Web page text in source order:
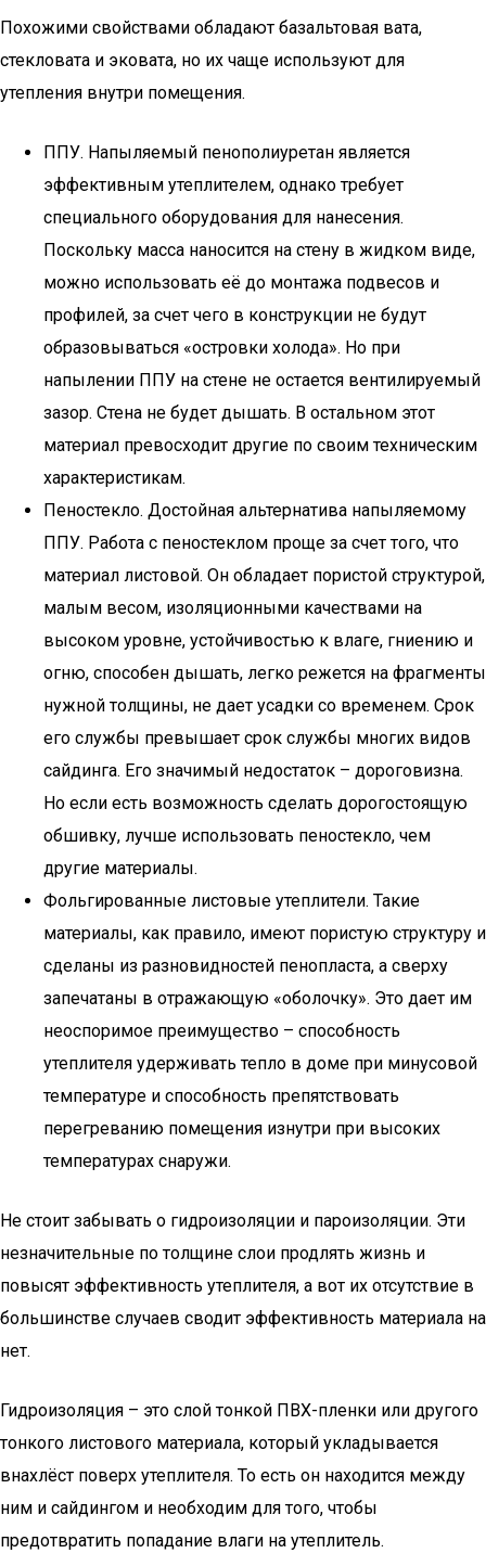
Похожими свойствами обладают базальтовая вата,
стекловата и эковата, но их чаще используют для
утепления внутри помещения.
ППУ. Напыляемый пенополиуретан является
эффективным утеплителем, однако требует
специального оборудования для нанесения.
Поскольку масса наносится на стену в жидком виде,
можно использовать её до монтажа подвесов и
профилей, за счет чего в конструкции не будут
образовываться «островки холода». Но при
напылении ППУ на стене не остается вентилируемый
зазор. Стена не будет дышать. В остальном этот
материал превосходит другие по своим техническим
характеристикам.
Пеностекло. Достойная альтернатива напыляемому
ППУ. Работа с пеностеклом проще за счет того, что
материал листовой. Он обладает пористой структурой,
малым весом, изоляционными качествами на
высоком уровне, устойчивостью к влаге, гниению и
огню, способен дышать, легко режется на фрагменты
нужной толщины, не дает усадки со временем. Срок
его службы превышает срок службы многих видов
сайдинга. Его значимый недостаток – дороговизна.
Но если есть возможность сделать дорогостоящую
обшивку, лучше использовать пеностекло, чем
другие материалы.
Фольгированные листовые утеплители. Такие
материалы, как правило, имеют пористую структуру и
сделаны из разновидностей пенопласта, а сверху
запечатаны в отражающую «оболочку». Это дает им
неоспоримое преимущество – способность
утеплителя удерживать тепло в доме при минусовой
температуре и способность препятствовать
перегреванию помещения изнутри при высоких
температурах снаружи.
Не стоит забывать о гидроизоляции и пароизоляции. Эти
незначительные по толщине слои продлять жизнь и
повысят эффективность утеплителя, а вот их отсутствие в
большинстве случаев сводит эффективность материала на
нет.
Гидроизоляция – это слой тонкой ПВХ-пленки или другого
тонкого листового материала, который укладывается
внахлёст поверх утеплителя. То есть он находится между
ним и сайдингом и необходим для того, чтобы
предотвратить попадание влаги на утеплитель.